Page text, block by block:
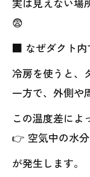
😨
■ なぜダクト内
冷房を使うと、
一方で、外側や
この温度差によ
👉 空気中の水
が発生します。